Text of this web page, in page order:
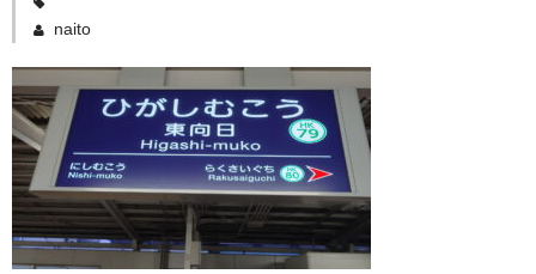
業務用箸（食洗機対応）
マイ箸・箸袋
ご利用ガイド
よくあるご質問
naito